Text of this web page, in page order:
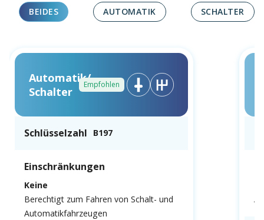
BEIDES AUTOMATIK SCHALTER
Automatik/
Schalter
Empfohlen
Schlüsselzahl B197
Einschränkungen
Keine
Berechtigt zum Fahren von Schalt- und
Automatikfahrzeugen